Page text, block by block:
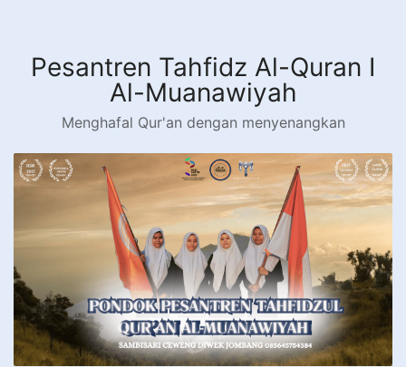
kontenPesantren Tahfidz Al-Quran I
Al-Muanawiyah
Menghafal Qur'an dengan menyenangkan